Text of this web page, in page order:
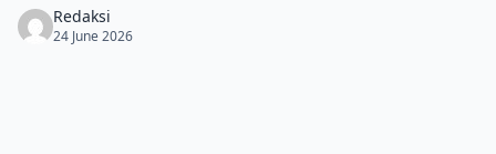
Redaksi
24 June 2026